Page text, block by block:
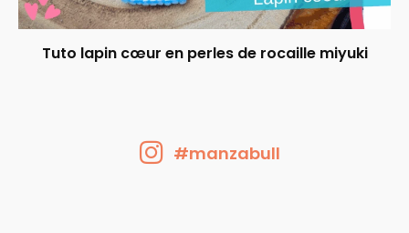
Tuto lapin cœur en perles de rocaille miyuki
#manzabull